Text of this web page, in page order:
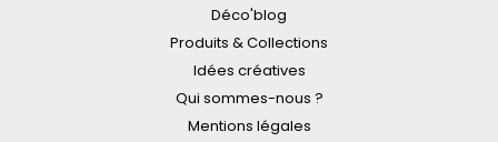
Déco'blog
Produits & Collections
Idées créatives
Qui sommes-nous ?
Mentions légales